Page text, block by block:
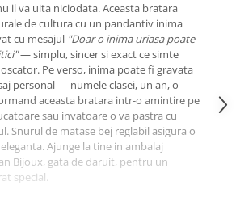
il va uita niciodata. Aceasta bratara
de cultura cu un pandantiv inima
cu mesajul "Doar o inima uriasa poate
— simplu, sincer si exact ce simte
Pe verso, inima poate fi gravata
personal — numele clasei, un an, o
aceasta bratara intr-o amintire pe
sau invatoare o va pastra cu
Snurul de matase bej reglabil asigura o
Ajunge la tine in ambalaj
Bijoux, gata de daruit, pentru un
special.